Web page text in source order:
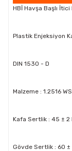
HBİ Havşa Başlı
Plastik Enjeksiyon
DIN 1530 - D
Malzeme : 1.2516 WS
Kafa Sertlik : 45 ± 2
Gövde Sertlik : 60 ±